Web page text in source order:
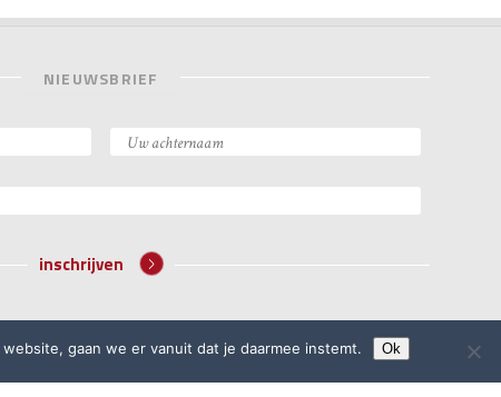
NIEUWSBRIEF
inschrijven
website doorRock the Web
gaan we er vanuit dat je daarmee instemt. Ok